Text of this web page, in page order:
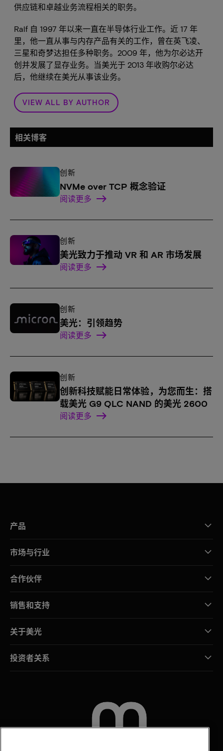
供应链和卓越业务流程相关的职务。
Ralf 自 1997 年以来一直在半导体行业工作。近 17 年
里，他一直从事与内存产品有关的工作，曾在英飞凌、
三星和奇梦达担任多种职务。2009 年，他为尔必达开
创并发展了显存业务。当美光于 2013 年收购尔必达
后，他继续在美光从事该业务。
VIEW ALL BY AUTHOR
相关博客
创新
NVMe over TCP 概念验证
阅读更多
创新
美光致力于推动 VR 和 AR 市场发展
阅读更多
创新
美光：引领趋势
阅读更多
创新
创新科技赋能日常体验，为您而生：搭
载美光 G9 QLC NAND 的美光 2600
阅读更多
产品
市场与行业
合作伙伴
销售和支持
关于美光
投资者关系